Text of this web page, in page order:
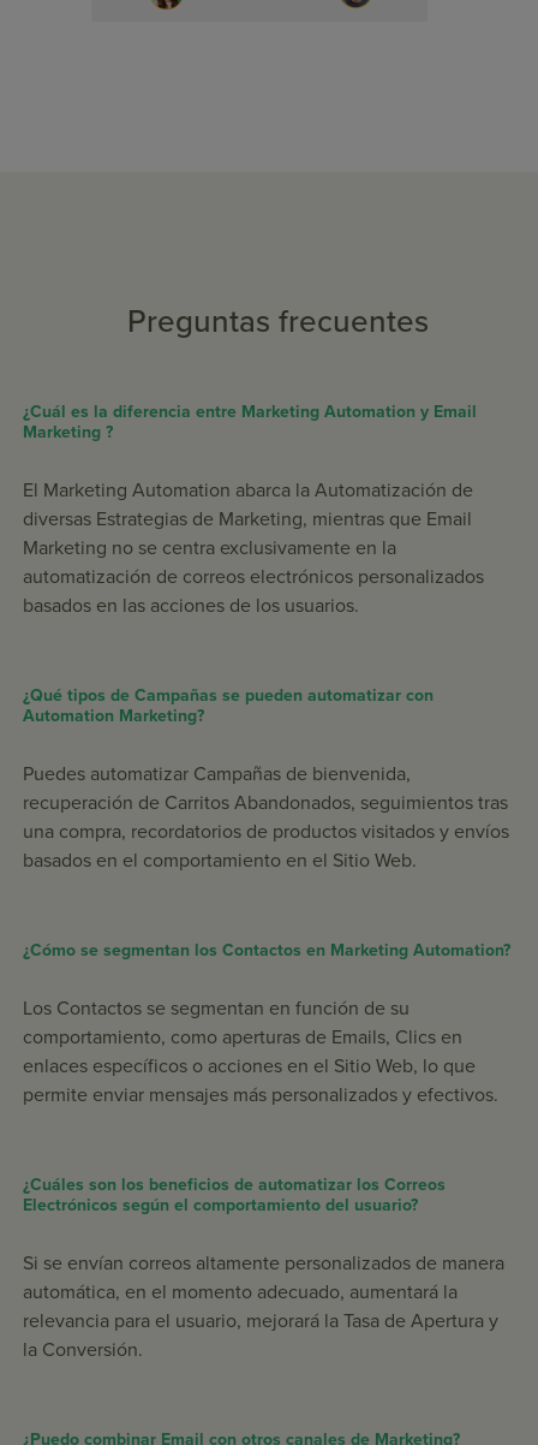
Preguntas frecuentes
¿Cuál es la diferencia entre Marketing Automation y Email
Marketing ?
El Marketing Automation abarca la Automatización de
diversas Estrategias de Marketing, mientras que Email
Marketing no se centra exclusivamente en la
automatización de correos electrónicos personalizados
basados en las acciones de los usuarios.
¿Qué tipos de Campañas se pueden automatizar con
Automation Marketing?
Puedes automatizar Campañas de bienvenida,
recuperación de Carritos Abandonados, seguimientos tras
una compra, recordatorios de productos visitados y envíos
basados en el comportamiento en el Sitio Web.
¿Cómo se segmentan los Contactos en Marketing Automation?
Los Contactos se segmentan en función de su
comportamiento, como aperturas de Emails, Clics en
enlaces específicos o acciones en el Sitio Web, lo que
permite enviar mensajes más personalizados y efectivos.
¿Cuáles son los beneficios de automatizar los Correos
Electrónicos según el comportamiento del usuario?
Si se envían correos altamente personalizados de manera
automática, en el momento adecuado, aumentará la
relevancia para el usuario, mejorará la Tasa de Apertura y
la Conversión.
¿Puedo combinar Email con otros canales de Marketing?